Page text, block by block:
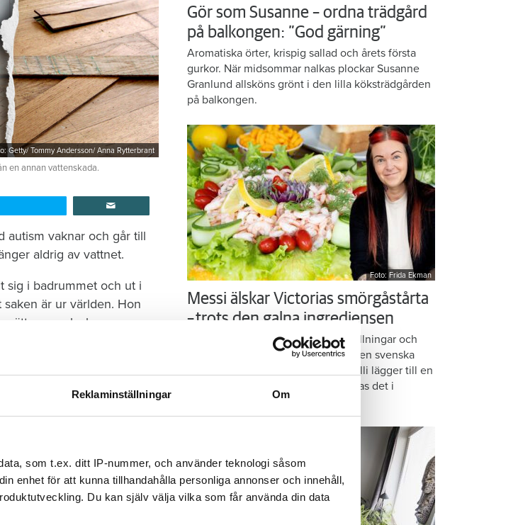
Reklaminställningar Om
som t.ex. ditt IP-nummer, och använder teknologi såsom
enhet för att kunna tillhandahålla personliga annonser och innehåll,
Du kan själv välja vilka som får använda din data
Getty/ Tommy Andersson/ Anna Rytterbrant
en annan vattenskada.
autism vaknar och går till
aldrig av vattnet.
sig i badrummet och ut i
är ur världen. Hon
om olyckan.
taket.
den är större än man först
in i både kök och
Gör som Susanne – ordna trädgård
på balkongen: ”God gärning”
Aromatiska örter, krispig sallad och årets första
gurkor. När midsommar nalkas plockar Susanne
Granlund allsköns grönt i den lilla köksträdgården
på balkongen.
Foto: Frida Ekman
Messi älskar Victorias smörgåstårta
– trots den galna ingrediensen
Formbrödsskivor i rader, krämiga fyllningar och
krispiga grönsaker. Det är basen i den svenska
klassikern smörgåstårta. Victoria Lalli lägger till en
specialingrediens – och ändå vattnas det i
munnen på självaste Messi.